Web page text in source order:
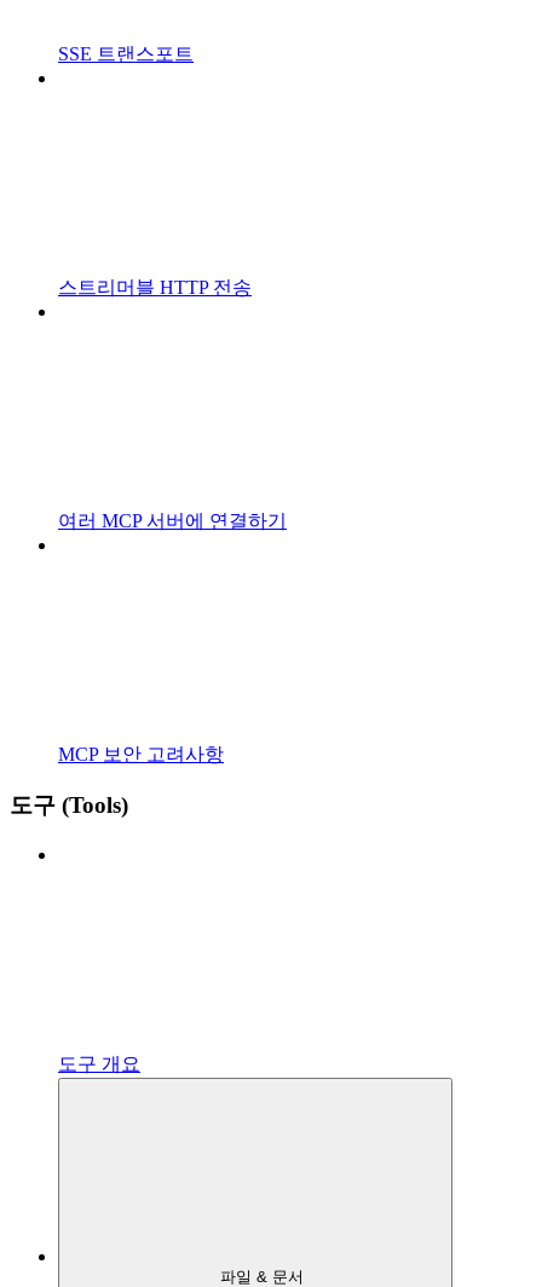
SSE 트랜스포트
스트리머블 HTTP 전송
여러 MCP 서버에 연결하기
MCP 보안 고려사항
도구 (Tools)
도구 개요
파일 & 문서